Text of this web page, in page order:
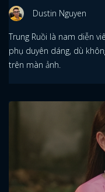
Dustin Nguyen
Trung Ruồi là nam diễn
phụ duyên dáng, dù
trên màn ảnh.